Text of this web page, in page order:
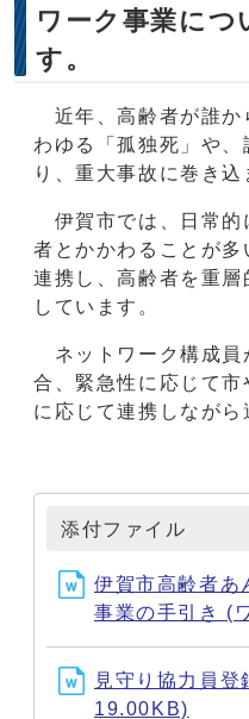
ワーク事業につ
す。
近年、高齢者が誰か
わゆる「孤独死」や
り、重大事故に巻き込
伊賀市では、日常的
者とかかわることが多
連携し、高齢者を重
しています。
ネットワーク構成員
合、緊急性に応じて
に応じて連携しながら
添付ファイル
伊賀市高齢者あ
事業の手引き (
見守り協力員登
19.00KB)